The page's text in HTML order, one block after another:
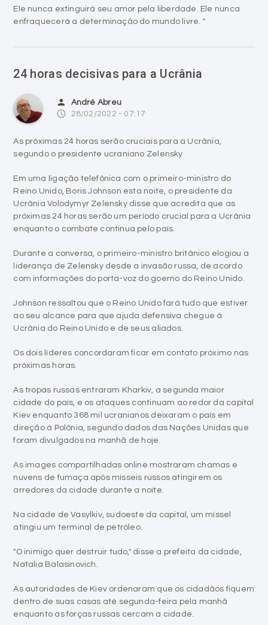
Ele nunca extinguirá seu amor pela liberdade. Ele nunca
enfraquecerá a determinação do mundo livre. "
24 horas decisivas para a Ucrânia
person André Abreu
access_time 28/02/2022 - 07:17
As próximas 24 horas serão cruciais para a Ucrânia,
segundo o presidente ucraniano Zelensky
Em uma ligação telefônica com o primeiro-ministro do
Reino Unido, Boris Johnson esta noite, o presidente da
Ucrânia Volodymyr Zelensky disse que acredita que as
próximas 24 horas serão um período crucial para a Ucrânia
enquanto o combate continua pelo país.
Durante a conversa, o primeiro-ministro britânico elogiou a
liderança de Zelensky desde a invasão russa, de acordo
com informações do porta-voz do goerno do Reino Unido.
Johnson ressaltou que o Reino Unido fará tudo que estiver
ao seu alcance para que ajuda defensiva chegue à
Ucrânia do Reino Unido e de seus aliados.
Os dois líderes concordaram ficar em contato próximo nas
próximas horas.
As tropas russas entraram Kharkiv, a segunda maior
cidade do país, e os ataques continuam ao redor da capital
Kiev enquanto 368 mil ucranianos deixaram o país em
direção à Polônia, segundo dados das Nações Unidas que
foram divulgados na manhã de hoje.
As images compartilhadas online mostraram chamas e
nuvens de fumaça após mísseis russos atingirem os
arredores da cidade durante a noite.
Na cidade de Vasylkiv, sudoeste da capital, um míssel
atingiu um terminal de petróleo.
"O inimigo quer destruir tudo," disse a prefeita da cidade,
Natalia Balasinovich.
As autoridades de Kiev ordenaram que os cidadãos fiquem
dentro de suas casas até segunda-feira pela manhã
enquanto as forças russas cercam a cidade.